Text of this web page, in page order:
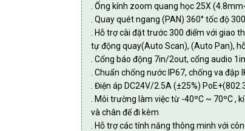
. Ống kính zoom quang học 25X
. Quay quét ngang (PAN) 360° tốc độ
. Hỗ trợ cài đặt trước 300 điểm với giao
tự động quay(Auto Scan), (Auto Pan),
. Cổng báo động 7in/2out, cổng audio
. Chuẩn chống nước IP67, chống va đập
. Điện áp DC24V/2.5A (±25%)
. Môi trường làm việc từ -40ºC ~ 70ºC
và chân đế đi kèm
. Hỗ trợ các tính năng thông minh với